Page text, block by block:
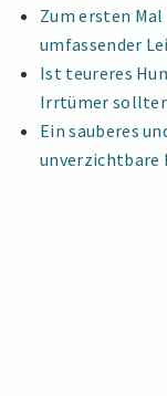
Zum ersten
umfassender
Ist teureres
Irrtümer
Ein sauberes
unverzichtbare